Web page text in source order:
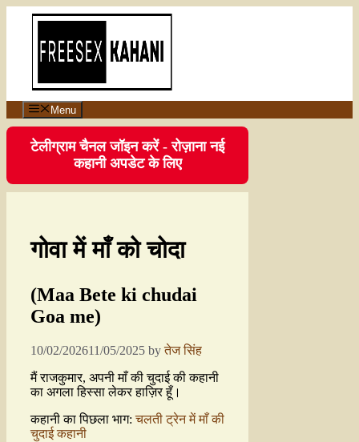
Menu
टेलीग्राम चैनल जॉइन करें - रोज़ाना नई
कहानी अपडेट के लिए
गोवा में माँ को चोदा
(Maa Bete ki chudai
Goa me)
10/02/202611/05/2025 byतेज सिंह
मैं राजकुमार, अपनी माँ की चुदाई की कहानी
का अगला हिस्सा लेकर हाज़िर हूँ।
कहानी का पिछला भाग:चलती ट्रेन में माँ की
चुदाई कहानी